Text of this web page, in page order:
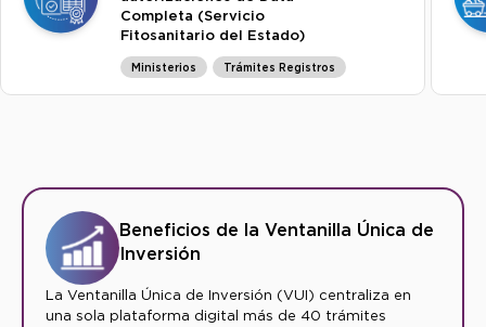
Completa (Servicio
Fitosanitario del Estado)
Ministerios Trámites Registros
Beneficios de la Ventanilla Única de
Inversión
La Ventanilla Única de Inversión (VUI) centraliza en
una sola plataforma digital más de 40 trámites